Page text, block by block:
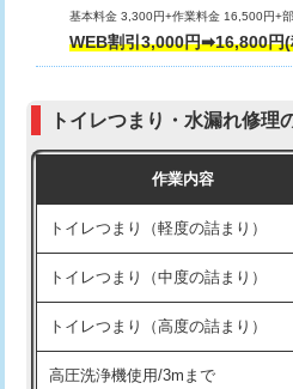
基本料金 3,300円+作業料金 16,500円+
WEB割引3,000円➡16,800円
トイレつまり・水漏れ修理
作業内容
トイレつまり（軽度の詰まり）
トイレつまり（中度の詰まり）
トイレつまり（高度の詰まり）
高圧洗浄機使用/3mまで